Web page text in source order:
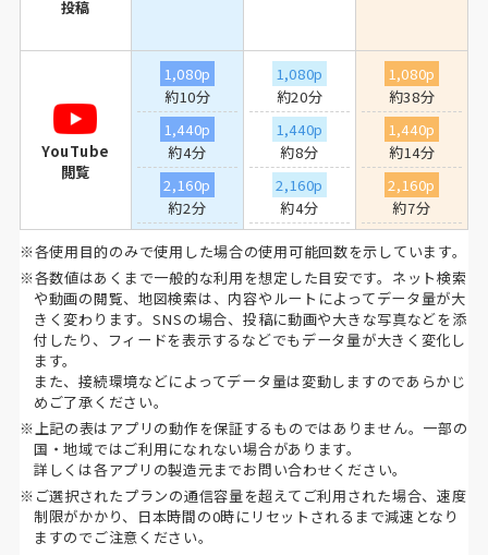
投稿
YouTube
閲覧
1,080p
約10分
1,440p
約4分
2,160p
約2分
1,080p
約20分
1,440p
約8分
2,160p
約4分
1,080p
約38分
1,440p
約14分
2,160p
約7分
※各使用目的のみで使用した場合の使用可能回数を示しています。
※各数値はあくまで一般的な利用を想定した目安です。ネット検索
や動画の閲覧、地図検索は、内容やルートによってデータ量が大
きく変わります。SNSの場合、投稿に動画や大きな写真などを添
付したり、フィードを表示するなどでもデータ量が大きく変化し
ます。
また、接続環境などによってデータ量は変動しますのであらかじ
めご了承ください。
※上記の表はアプリの動作を保証するものではありません。一部の
国・地域ではご利用になれない場合があります。
詳しくは各アプリの製造元までお問い合わせください。
※ご選択されたプランの通信容量を超えてご利用された場合、速度
制限がかかり、日本時間の0時にリセットされるまで減速となり
ますのでご注意ください。